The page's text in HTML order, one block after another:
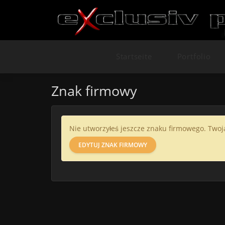
Znak firmowy
Nie utworzyłeś jeszcze znaku firmowego.
EDYTUJ ZNAK FIRMOWY